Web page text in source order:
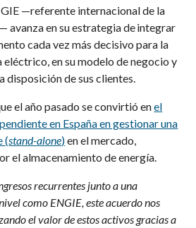
—referente internacional de la
avanza en su estrategia deintegrar
cada vez más decisivo para la
eléctrico,en su modelo de negocio y
disposición de sus clientes.
el año pasado se convirtió enel
en España en gestionar una
(stand-alone)en el mercado,
el almacenamiento de energía.
recurrentes junto a una
como ENGIE, este acuerdo nos
el valor de estos activos gracias a